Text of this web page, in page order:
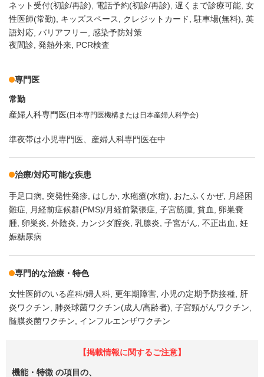
ネット受付(初診/再診) 電話予約(初診/再診) 遅くまで診療可能 女
性医師(常勤)
キッズスペース クレジットカード 駐車場(無料) 英
語対応 バリアフリー 感染予防対策
夜間診, 発熱外来, PCR検査
専門医
常勤
産婦人科専門医(日本専門医機構または日本産婦人科学会)
準夜帯は小児専門医、産婦人科専門医在中
治療/対応可能な疾患
手足口病 突発性発疹 はしか 水疱瘡(水痘) おたふくかぜ
月経困
難症
月経前症候群(PMS)/月経前緊張症 子宮筋腫 貧血
卵巣嚢
腫 卵巣炎 外陰炎 カンジダ腟炎 乳腺炎 子宮がん 不正出血
妊
娠糖尿病
専門的な治療・特色
女性医師のいる産科/婦人科 更年期障害 小児の定期予防接種
肝
炎ワクチン
肺炎球菌ワクチン(成人/高齢者) 子宮頸がんワクチン
髄膜炎菌ワクチン
インフルエンザワクチン
【掲載情報に関するご注意】
機能・特徴 の項目の、